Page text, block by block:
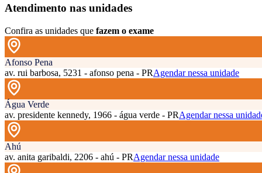
Atendimento nas unidades
Confira as unidades que fazem o exame
Afonso Pena
av. rui barbosa, 5231 - afonso pena - PRAgendar nessa unidade
Água Verde
av. presidente kennedy, 1966 - água verde - PRAgendar nessa
Ahú
av. anita garibaldi, 2206 - ahú - PRAgendar nessa unidade